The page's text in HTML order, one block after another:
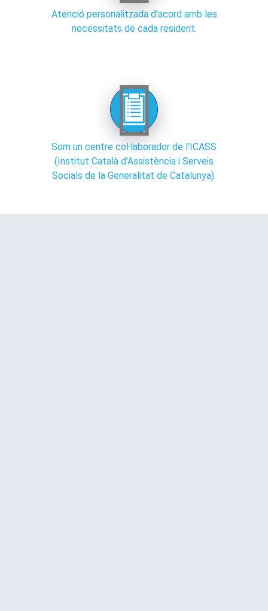
Atenció personalitzada d'acord amb les
necessitats de cada resident.
Som un centre col·laborador de l'ICASS
(Institut Català d'Assistència i Serveis
Socials de la Generalitat de Catalunya).